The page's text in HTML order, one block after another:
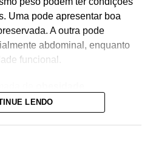
Uma pode apresentar boa
A outra pode
abdominal, enquanto
funcional.
importantes: excesso de
LENDO